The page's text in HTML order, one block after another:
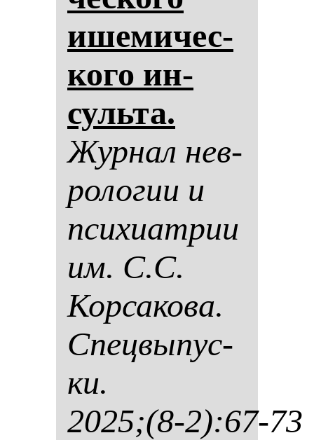
ише­ми­чес­
ко­го ин­
суль­та.
Жур­нал нев­
ро­ло­гии и
пси­хи­ат­рии
им. С.С.
Кор­са­ко­ва.
Спец­вы­пус­
ки.
2025;(8-2):67-73